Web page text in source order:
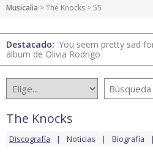
Musicalia >The Knocks > 55
Destacado: 'You seem pretty sad
álbum de Olivia Rodrigo
The Knocks
Discografía Noticias Biografía